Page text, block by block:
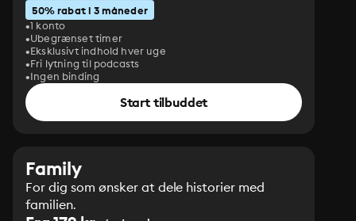
50% rabat i 3 måneder
1 konto
Ubegrænset timer
Eksklusivt indhold hver uge
Fri lytning til podcasts
Ingen binding
Start tilbuddet
Family
For dig som ønsker at dele historier med
familien.